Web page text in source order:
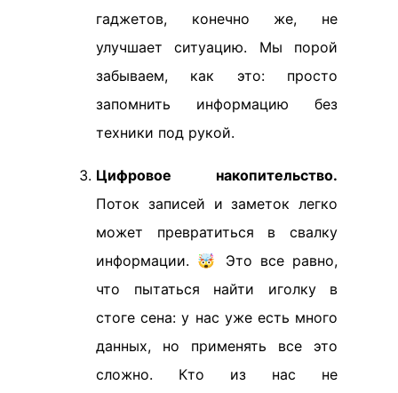
гаджетов, конечно же, не
улучшает ситуацию. Мы порой
забываем, как это: просто
запомнить информацию без
техники под рукой.
Цифровое накопительство.
Поток записей и заметок легко
может превратиться в свалку
информации. 🤯 Это все равно,
что пытаться найти иголку в
стоге сена: у нас уже есть много
данных, но применять все это
сложно. Кто из нас не